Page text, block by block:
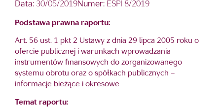
Data: 30/05/2019Numer: ESPI 8/2019
Podstawa prawna raportu:
Art. 56 ust. 1 pkt 2 Ustawy z dnia 29 lipca 2005 roku o
ofercie publicznej i warunkach wprowadzania
instrumentów finansowych do zorganizowanego
systemu obrotu oraz o spółkach publicznych –
informacje bieżące i okresowe
Temat raportu: